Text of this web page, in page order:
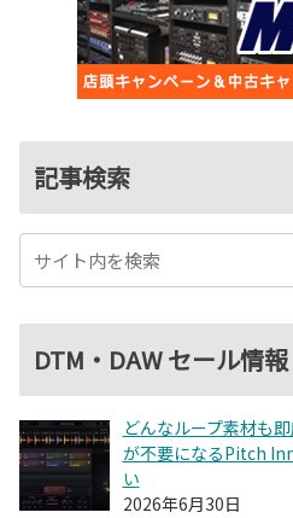
記事検索
DTM・DAW セール情報
どんなループ素材も
が不要になるPitch
い
2026年6月30日